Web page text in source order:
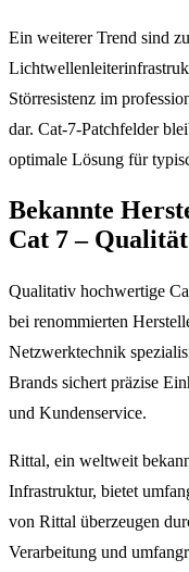
Ein weiterer Trend sind
Störresistenz im
dar. Cat-7-Patchfelder
optimale Lösung für
Bekannte
Cat 7 –
Qualitativ hochwertige
bei renommierten
Netzwerktechnik
Brands sichert präzise
und Kundenservice.
Rittal, ein weltweit
Infrastruktur, bietet
von Rittal überzeugen
Verarbeitung und